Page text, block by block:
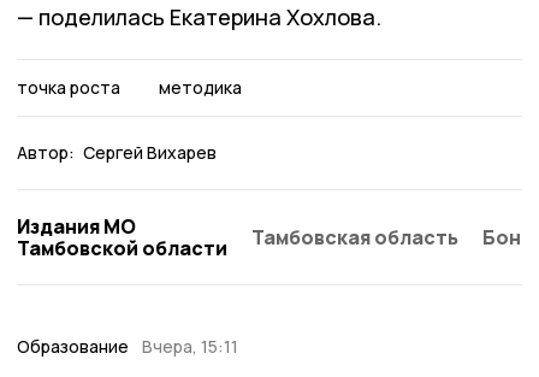
— поделилась Екатерина Хохлова.
точка роста методика
Автор: Сергей Вихарев
Издания МО
Тамбовской области
Тамбовская область
Образование Вчера, 15:11